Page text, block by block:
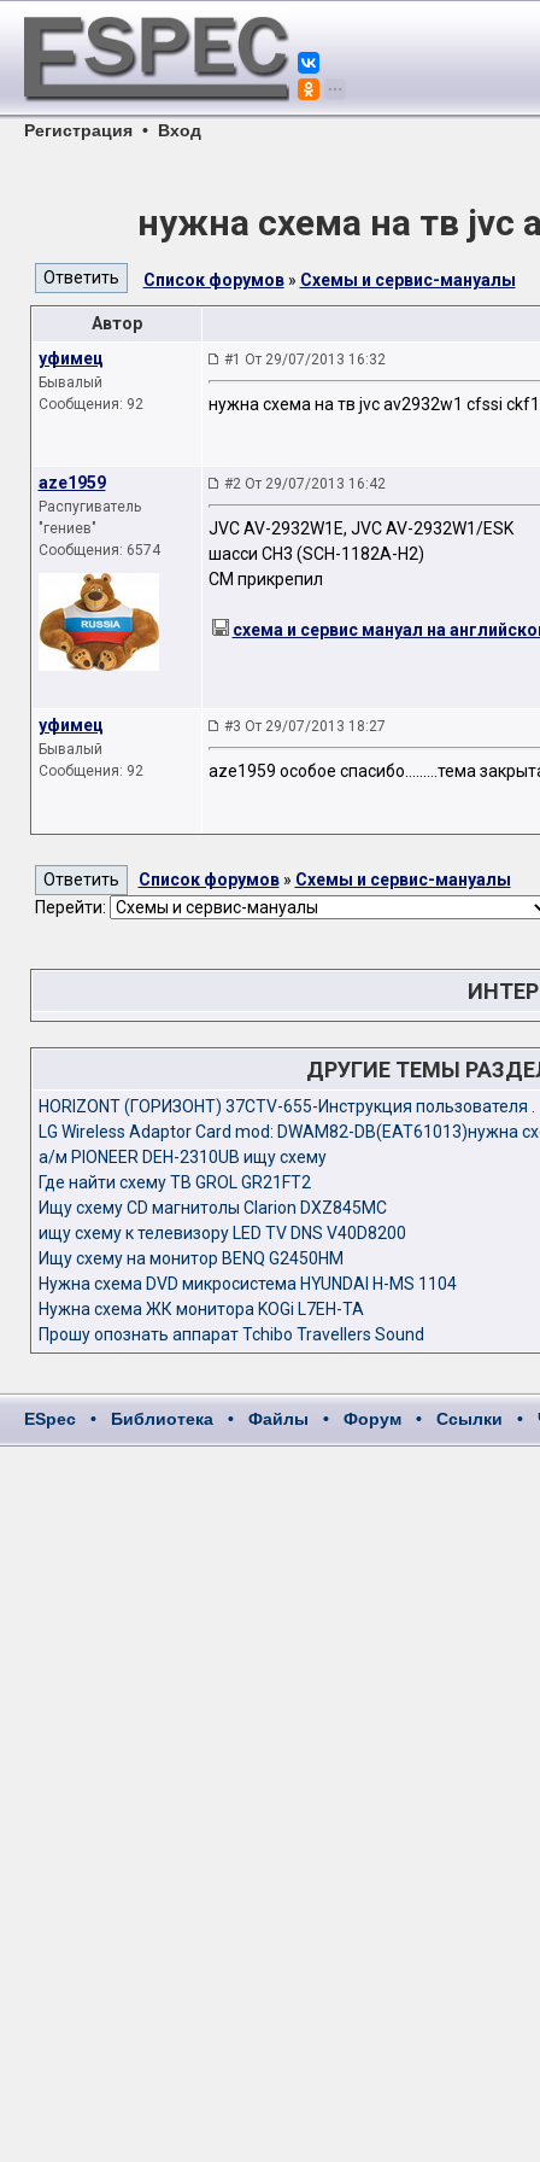
Регистрация • Вход
нужна схема на тв jvc
Список форумов» Схемы и сервис-мануалы
Автор
уфимец
Бывалый
Сообщения: 92
#1 От 29/07/2013 16:32
нужна схема на тв jvc av2932w1 cfssi
aze1959
Распугиватель
"гениев"
Сообщения: 6574
#2 От 29/07/2013 16:42
JVC AV-2932W1E, JVC AV-2932W1/ESK
шасси CH3 (SCH-1182A-H2)
СМ прикрепил
схема и сервис мануал на
уфимец
Бывалый
Сообщения: 92
#3 От 29/07/2013 18:27
aze1959 особое спасибо.........тема
Список форумов» Схемы и сервис-мануалы
Перейти:
ДРУГИЕ ТЕМЫ
HORIZONT (ГОРИЗОНТ) 37CTV-655-Инструкция пользователя .
LG Wireless Adaptor Card mod: DWAM82-DB(EAT61013)нужна
а/м PIONEER DEH-2310UB ищу схему
Где найти схему ТВ GROL GR21FT2
Ищу схему CD магнитолы Clarion DXZ845MC
ищу схему к телевизору LED TV DNS V40D8200
Ищу схему на монитор BENQ G2450HM
Нужна схема DVD микросистема HYUNDAI H-MS 1104
Нужна схема ЖК монитора KOGi L7EH-TA
Прошу опознать аппарат Tchibo Travellers Sound
ESpec • Библиотека • Файлы • Форум • Ссылки •